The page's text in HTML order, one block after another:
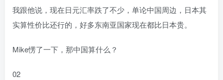
我跟他说，现在日元汇率跌了不少，单论中国周边，日本其
实算性价比还行的，好多东南亚国家现在都比日本贵。
Mike愣了一下，那中国算什么？
02